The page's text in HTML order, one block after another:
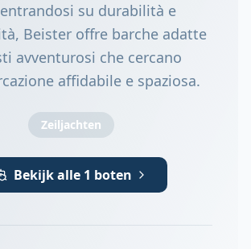
su durabilità e
Beister offre barche adatte
avventurosi che cercano
affidabile e spaziosa.
Zeiljachten
Bekijk alle 1 boten